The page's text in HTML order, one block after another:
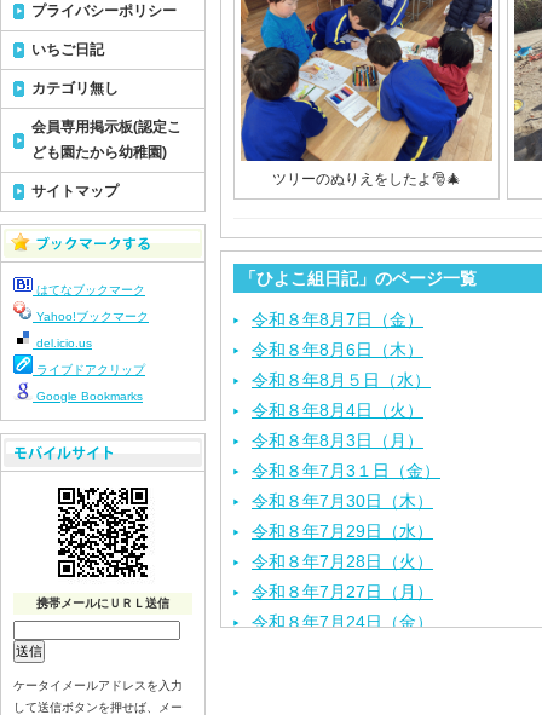
ツリーのぬりえをしたよ🎅🎄
「ひよこ組日記」のページ一覧
令和８年8月7日（金）
令和８年8月6日（木）
令和８年8月５日（水）
令和８年8月4日（火）
令和８年8月3日（月）
令和８年7月3１日（金）
令和８年7月30日（木）
令和８年7月29日（水）
令和８年7月28日（火）
令和８年7月27日（月）
令和８年7月24日（金）
プライバシーポリシー
いちご日記
カテゴリ無し
会員専用掲示板(認定こ
ども園たから幼稚園)
サイトマップ
はてなブックマーク
Yahoo!ブックマーク
del.icio.us
ライブドアクリップ
Google Bookmarks
携帯メールにＵＲＬ送信
ケータイメールアドレスを入力
して送信ボタンを押せば、メー